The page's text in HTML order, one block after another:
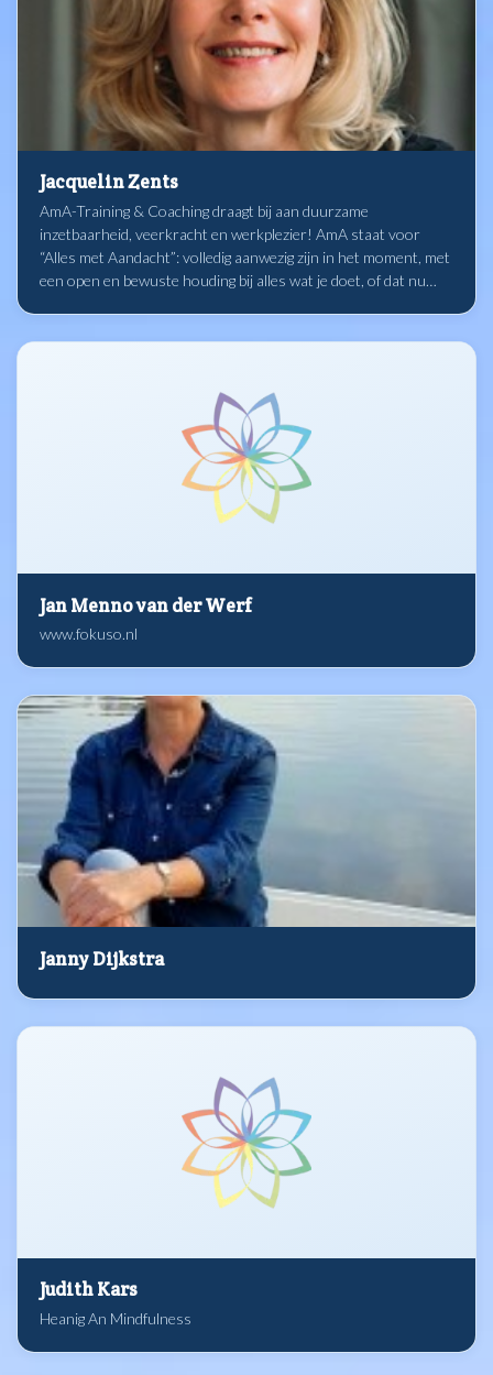
Jacquelin Zents
AmA-Training & Coaching draagt bij aan duurzame
inzetbaarheid, veerkracht en werkplezier! AmA staat voor
“Alles met Aandacht”: volledig aanwezig zijn in het moment, met
een open en bewuste houding bij alles wat je doet, of dat nu
Jan Menno van der Werf
www.fokuso.nl
Janny Dijkstra
Judith Kars
Heanig An Mindfulness